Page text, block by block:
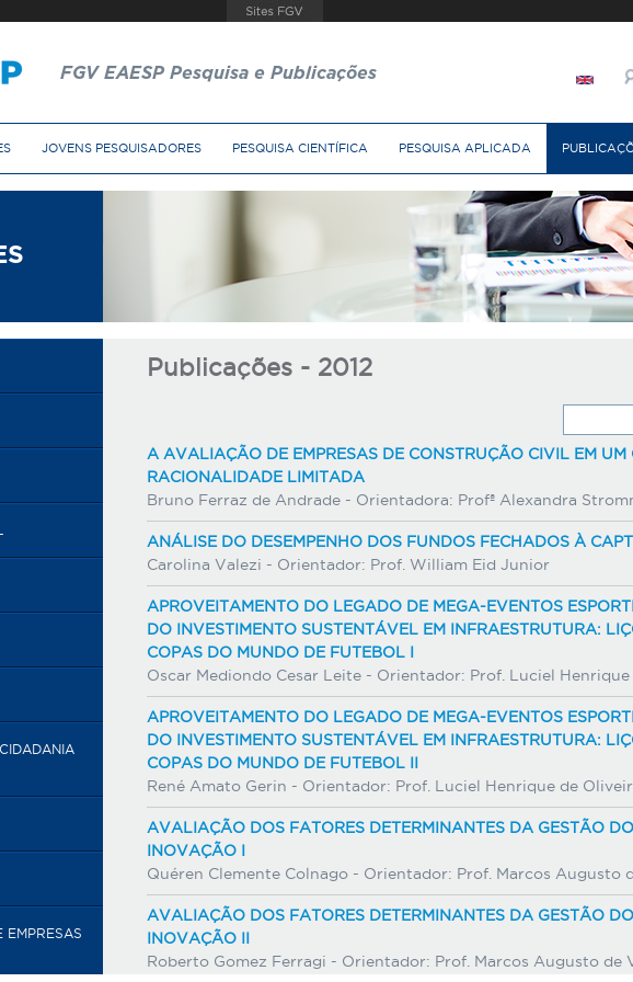
FGV EAESP Pesquisa e Publicações
JOVENS PESQUISADORES PESQUISA CIENTÍFICA PESQUISA APLICADA
Publicações - 2012
A AVALIAÇÃO DE EMPRESAS DE CONSTRUÇÃO CIVIL EM UM
RACIONALIDADE LIMITADA
Bruno Ferraz de Andrade - Orientadora: Profª Alexandra
ANÁLISE DO DESEMPENHO DOS FUNDOS FECHADOS À
Carolina Valezi - Orientador: Prof. William Eid Junior
APROVEITAMENTO DO LEGADO DE MEGA-EVENTOS
DO INVESTIMENTO SUSTENTÁVEL EM INFRAESTRUTURA:
COPAS DO MUNDO DE FUTEBOL I
Oscar Mediondo Cesar Leite - Orientador: Prof. Luciel
APROVEITAMENTO DO LEGADO DE MEGA-EVENTOS
DO INVESTIMENTO SUSTENTÁVEL EM INFRAESTRUTURA:
COPAS DO MUNDO DE FUTEBOL II
René Amato Gerin - Orientador: Prof. Luciel Henrique de
AVALIAÇÃO DOS FATORES DETERMINANTES DA GESTÃO
INOVAÇÃO I
Quéren Clemente Colnago - Orientador: Prof. Marcos Augusto
AVALIAÇÃO DOS FATORES DETERMINANTES DA GESTÃO
INOVAÇÃO II
Roberto Gomez Ferragi - Orientador: Prof. Marcos Augusto de
EMPRESAS